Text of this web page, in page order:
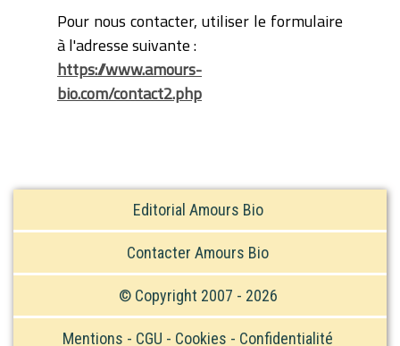
Pour nous contacter, utiliser le formulaire
à l'adresse suivante :
https://www.amours-
bio.com/contact2.php
Editorial Amours Bio
Contacter Amours Bio
© Copyright 2007 - 2026
Mentions - CGU - Cookies - Confidentialité